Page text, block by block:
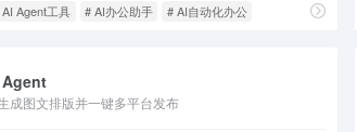
Agent工具 # AI办公助手 # AI自动化办公
成图文排版并一键多平台发布